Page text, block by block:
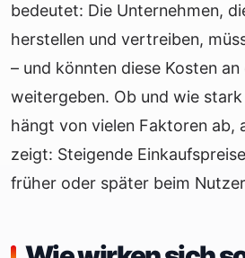
bedeutet: Die Unternehmen,
herstellen und vertreiben,
– und könnten diese Kosten an
weitergeben. Ob und wie
hängt von vielen Faktoren ab,
zeigt: Steigende
früher oder später beim